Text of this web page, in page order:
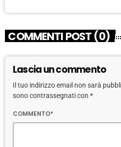
COMMENTI POST (0)
Lascia un commento
Il tuo indirizzo email non sarà
sono contrassegnati con *
COMMENTO*